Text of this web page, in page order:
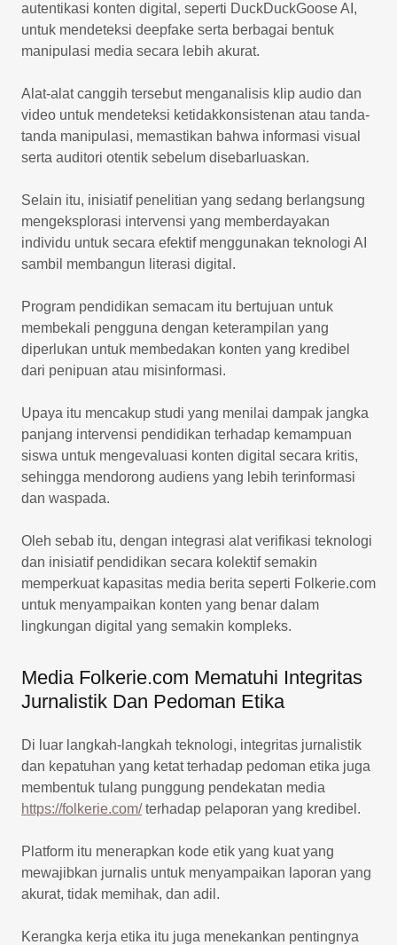
autentikasi konten digital, seperti DuckDuckGoose AI,
untuk mendeteksi deepfake serta berbagai bentuk
manipulasi media secara lebih akurat.
Alat-alat canggih tersebut menganalisis klip audio dan
video untuk mendeteksi ketidakkonsistenan atau tanda-
tanda manipulasi, memastikan bahwa informasi visual
serta auditori otentik sebelum disebarluaskan.
Selain itu, inisiatif penelitian yang sedang berlangsung
mengeksplorasi intervensi yang memberdayakan
individu untuk secara efektif menggunakan teknologi AI
sambil membangun literasi digital.
Program pendidikan semacam itu bertujuan untuk
membekali pengguna dengan keterampilan yang
diperlukan untuk membedakan konten yang kredibel
dari penipuan atau misinformasi.
Upaya itu mencakup studi yang menilai dampak jangka
panjang intervensi pendidikan terhadap kemampuan
siswa untuk mengevaluasi konten digital secara kritis,
sehingga mendorong audiens yang lebih terinformasi
dan waspada.
Oleh sebab itu, dengan integrasi alat verifikasi teknologi
dan inisiatif pendidikan secara kolektif semakin
memperkuat kapasitas media berita seperti Folkerie.com
untuk menyampaikan konten yang benar dalam
lingkungan digital yang semakin kompleks.
Media Folkerie.com Mematuhi Integritas
Jurnalistik Dan Pedoman Etika
Di luar langkah-langkah teknologi, integritas jurnalistik
dan kepatuhan yang ketat terhadap pedoman etika juga
membentuk tulang punggung pendekatan media
https://folkerie.com/terhadap pelaporan yang kredibel.
Platform itu menerapkan kode etik yang kuat yang
mewajibkan jurnalis untuk menyampaikan laporan yang
akurat, tidak memihak, dan adil.
Kerangka kerja etika itu juga menekankan pentingnya